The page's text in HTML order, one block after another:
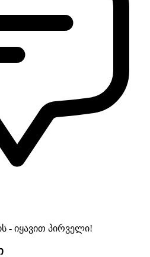
- იყავით პირველი!